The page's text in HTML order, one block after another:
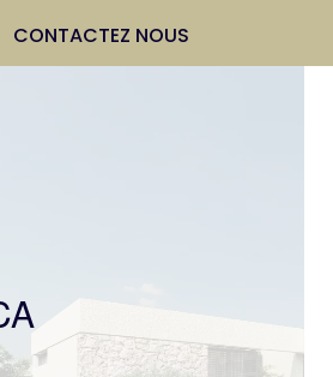
CONTACTEZ NOUS